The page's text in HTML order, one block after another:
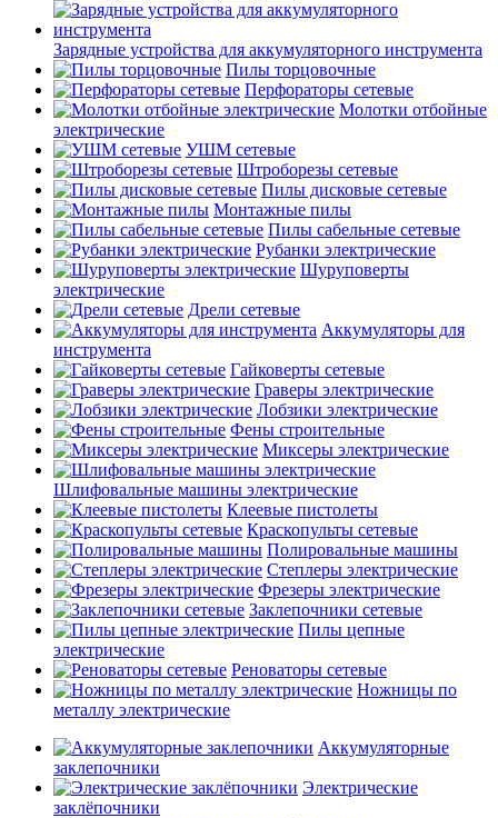
Зарядные устройства для аккумуляторного инструмента
Пилы торцовочные
Перфораторы сетевые
Молотки отбойные
электрические
УШМ сетевые
Штроборезы сетевые
Пилы дисковые сетевые
Монтажные пилы
Пилы сабельные сетевые
Рубанки электрические
Шуруповерты
электрические
Дрели сетевые
Аккумуляторы для
инструмента
Гайковерты сетевые
Граверы электрические
Лобзики электрические
Фены строительные
Миксеры электрические
Шлифовальные машины электрические
Клеевые пистолеты
Краскопульты сетевые
Полировальные машины
Степлеры электрические
Фрезеры электрические
Заклепочники сетевые
Пилы цепные
электрические
Реноваторы сетевые
Ножницы по
металлу электрические
Аккумуляторные
заклепочники
Электрические
заклёпочники